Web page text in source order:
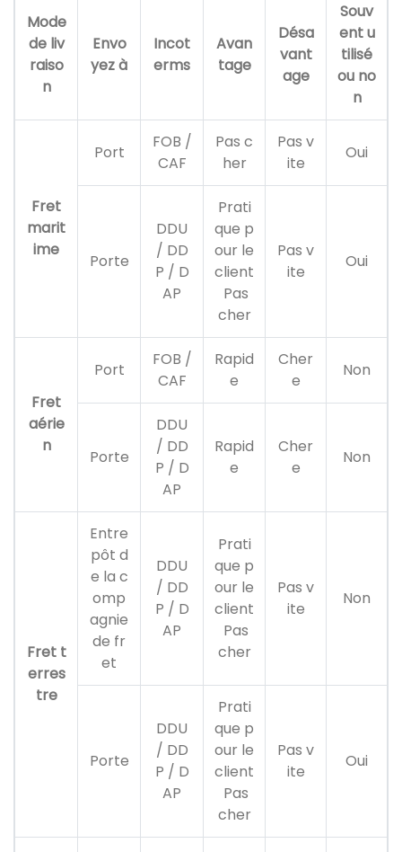
Mode
de liv
raiso
n
Envo
yez à
Incot
erms
Avan
tage
Désa
vant
age
Souv
ent u
tilisé
ou no
n
Fret
marit
ime
Port
FOB /
CAF
Pas c
her
Pas v
ite
Oui
Porte
DDU
/ DD
P / D
AP
Prati
que p
our le
client
Pas
cher
Pas v
ite
Oui
Fret
aérie
n
Port
FOB /
CAF
Rapid
e
Cher
e
Non
Porte
DDU
/ DD
P / D
AP
Rapid
e
Cher
e
Non
Fret t
erres
tre
Entre
pôt d
e la c
omp
agnie
de fr
et
DDU
/ DD
P / D
AP
Prati
que p
our le
client
Pas
cher
Pas v
ite
Non
Porte
DDU
/ DD
P / D
AP
Prati
que p
our le
client
Pas
cher
Pas v
ite
Oui